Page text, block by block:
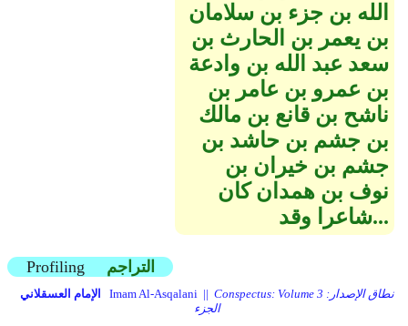
الله بن جزء بن سلامان
بن يعمر بن الحارث بن
سعد عبد الله بن وادعة
بن عمرو بن عامر بن
ناشح بن قانع بن مالك
بن جشم بن حاشد بن
جشم بن خيران بن
نوف بن همدان كان
شاعرا وقد...
Profiling التراجم
الإمام العسقلاني Imam Al-Asqalani || Conspectus: Volume 3 نطاق الإصدار:
الجزء